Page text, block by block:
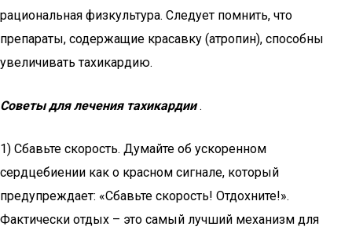
рациональная физкультура. Следует помнить, что
препараты, содержащие красавку (атропин), способны
увеличивать тахикардию.
Советы для лечения тахикардии.
1) Сбавьте скорость. Думайте об ускоренном
сердцебиении как о красном сигнале, который
предупреждает: «Сбавьте скорость! Отдохните!».
Фактически отдых – это самый лучший механизм для